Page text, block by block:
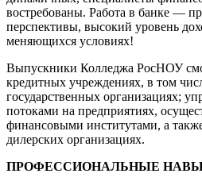
востребованы. Работа в банке —
перспективы, высокий уровень
меняющихся условиях!
Выпускники Колледжа РосНОУ
кредитных учреждениях, в том
государственных организациях;
потоками на предприятиях,
финансовыми институтами, а
дилерских организациях.
ПРОФЕССИОНАЛЬНЫЕ